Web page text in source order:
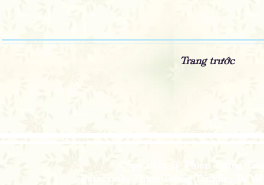
Trang trước
Copy right @ Thien Tuong
Facebook: Thien Tuong Temple; Tu